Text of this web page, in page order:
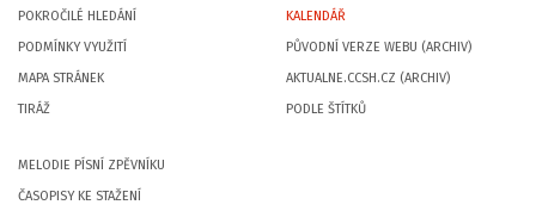
POKROČILÉ HLEDÁNÍ
PODMÍNKY VYUŽITÍ
MAPA STRÁNEK
TIRÁŽ
KALENDÁŘ
PŮVODNÍ VERZE WEBU (ARCHIV)
AKTUALNE.CCSH.CZ (ARCHIV)
PODLE ŠTÍTKŮ
MELODIE PÍSNÍ ZPĚVNÍKU
ČASOPISY KE STAŽENÍ